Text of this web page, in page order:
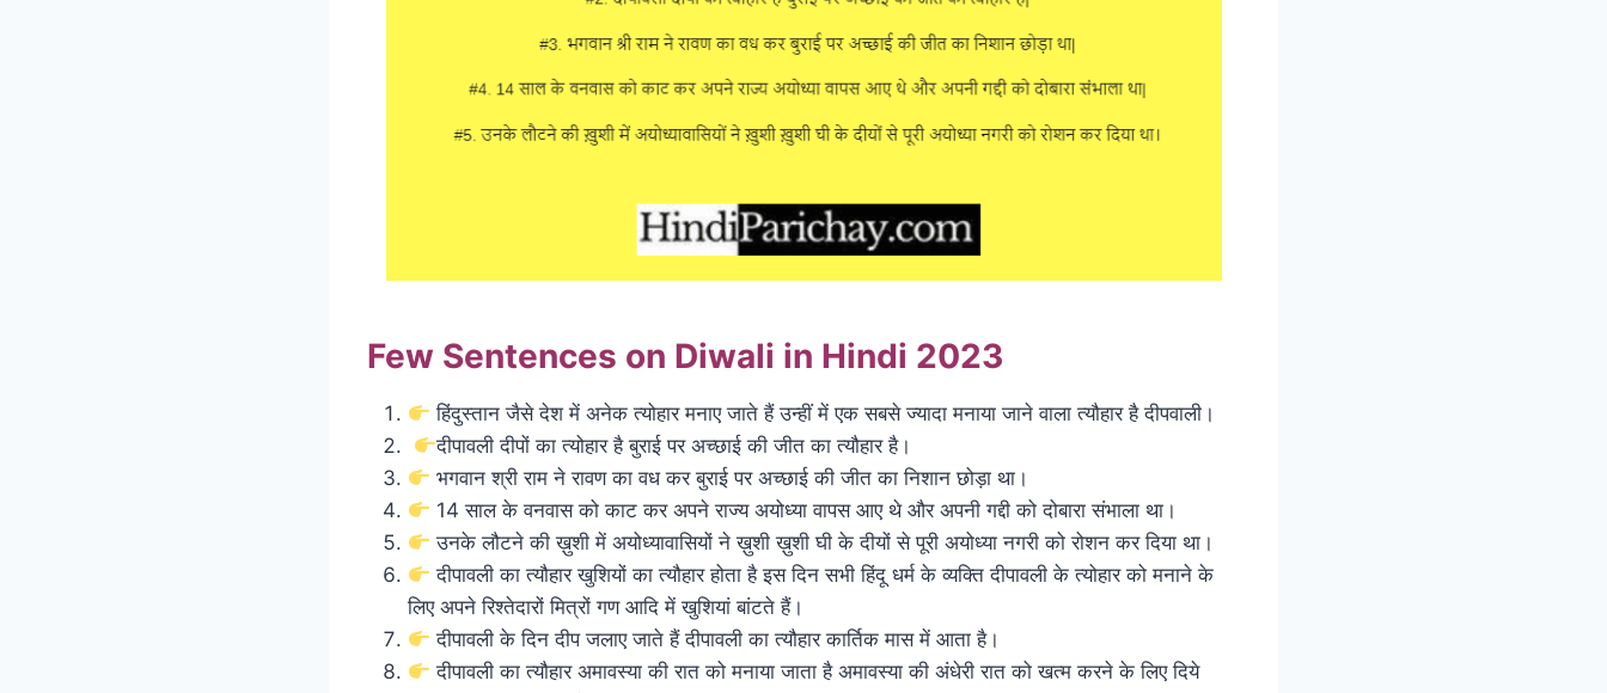
Few Sentences on Diwali in Hindi 2023
हिंदुस्तान जैसे देश में अनेक त्योहार मनाए जाते हैं उन्हीं में एक सबसे ज्यादा मनाया जाने वाला त्यौहार है दीपवाली।
दीपावली दीपों का त्योहार है बुराई पर अच्छाई की जीत का त्यौहार है।
भगवान श्री राम ने रावण का वध कर बुराई पर अच्छाई की जीत का निशान छोड़ा था।
14 साल के वनवास को काट कर अपने राज्य अयोध्या वापस आए थे और अपनी गद्दी को दोबारा संभाला था।
उनके लौटने की ख़ुशी में अयोध्यावासियों ने ख़ुशी ख़ुशी घी के दीयों से पूरी अयोध्या नगरी को रोशन कर दिया था।
दीपावली का त्यौहार खुशियों का त्यौहार होता है इस दिन सभी हिंदू धर्म के व्यक्ति दीपावली के त्योहार को मनाने के
लिए अपने रिश्तेदारों मित्रों गण आदि में खुशियां बांटते हैं।
दीपावली के दिन दीप जलाए जाते हैं दीपावली का त्यौहार कार्तिक मास में आता है।
दीपावली का त्यौहार अमावस्या की रात को मनाया जाता है अमावस्या की अंधेरी रात को खत्म करने के लिए दिये